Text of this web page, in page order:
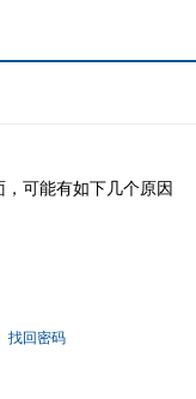
可能有如下几个原因
找回密码